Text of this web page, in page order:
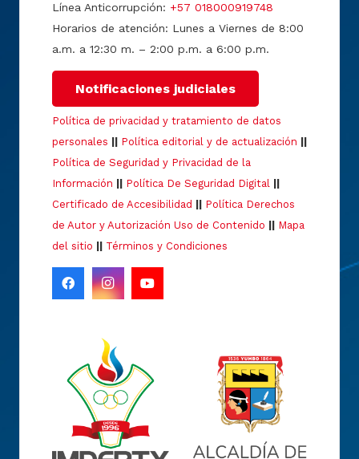
Línea Anticorrupción: +57 018000919748
Horarios de atención: Lunes a Viernes de 8:00
a.m. a 12:30 m. – 2:00 p.m. a 6:00 p.m.
Notificaciones judiciales
Política de privacidad y tratamiento de datos
personales || Política editorial y de actualización ||
Política de Seguridad y Privacidad de la
Información || Política De Seguridad Digital ||
Certificado de Accesibilidad || Política Derechos
de Autor y Autorización Uso de Contenido || Mapa
del sitio || Términos y Condiciones